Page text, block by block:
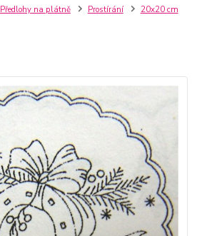
Předlohy na plátně Prostírání
20x20 cm